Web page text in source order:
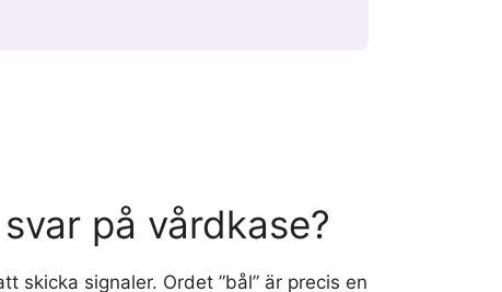
på vårdkase?
skicka signaler. Ordet ”bål” är precis en